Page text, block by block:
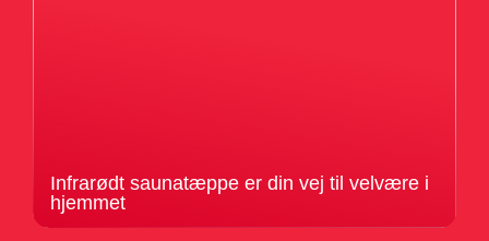
Infrarødt saunatæppe er din vej til velvære i
hjemmet